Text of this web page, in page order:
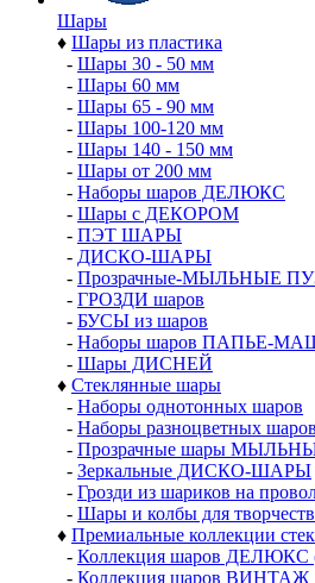
Шары
♦ Шары из пластика
- Шары 30 - 50 мм
- Шары 60 мм
- Шары 65 - 90 мм
- Шары 100-120 мм
- Шары 140 - 150 мм
- Шары от 200 мм
- Наборы шаров ДЕЛЮКС
- Шары с ДЕКОРОМ
- ПЭТ ШАРЫ
- ДИСКО-ШАРЫ
- Прозрачные-МЫЛЬНЫЕ
- ГРОЗДИ шаров
- БУСЫ из шаров
- Наборы шаров ПАПЬЕ-
- Шары ДИСНЕЙ
♦ Стеклянные шары
- Наборы однотонных шаров
- Наборы разноцветных шаров
- Прозрачные шары
- Зеркальные ДИСКО-ШАРЫ
- Грозди из шариков на
- Шары и колбы для
♦ Премиальные коллекции
- Коллекция шаров ДЕЛЮКС
- Коллекция шаров ВИНТАЖ